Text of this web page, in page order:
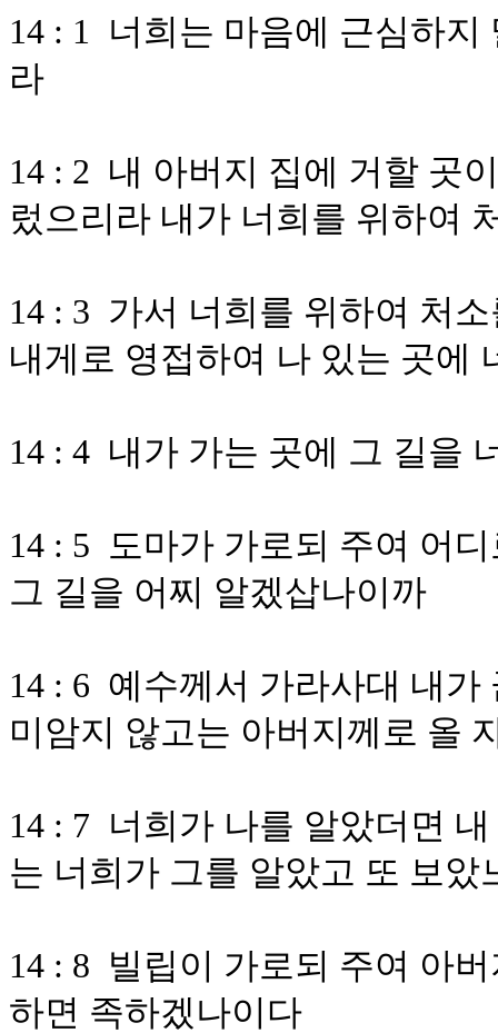
14 : 1 너희는 마음에 근심하
라
14 : 2 내 아버지 집에 거할 곳
렀으리라 내가 너희를 위하여
14 : 3 가서 너희를 위하여 처
내게로 영접하여 나 있는 곳에
14 : 4 내가 가는 곳에 그 길을
14 : 5 도마가 가로되 주여 어
그 길을 어찌 알겠삽나이까
14 : 6 예수께서 가라사대 내
미암지 않고는 아버지께로 올
14 : 7 너희가 나를 알았더면
는 너희가 그를 알았고 또 보았
14 : 8 빌립이 가로되 주여 아
하면 족하겠나이다